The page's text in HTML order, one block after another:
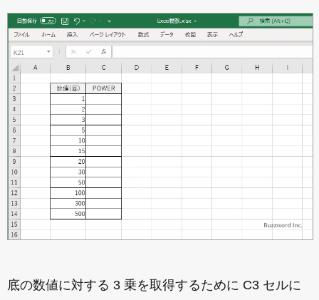
底の数値に対する 3 乗を取得するために C3 セルに